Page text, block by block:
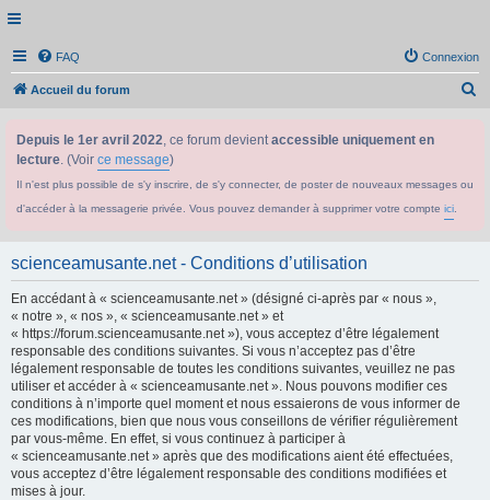
FAQ Connexion
Accueil du forum
Depuis le 1er avril 2022, ce forum devientaccessible uniquement en
lecture. (Voir ce message)
Il n'est plus possible de s'y inscrire, de s'y connecter, de poster de nouveaux messages ou
d'accéder à la messagerie privée. Vous pouvez demander à supprimer votre compte ici
scienceamusante.net - Conditions d’utilisation
En accédant à « scienceamusante.net » (désigné ci-après par « nous »,
« notre », « nos », « scienceamusante.net » et
« https://forum.scienceamusante.net »), vous acceptez d’être légalement
responsable des conditions suivantes. Si vous n’acceptez pas d’être
légalement responsable de toutes les conditions suivantes, veuillez ne pas
utiliser et accéder à « scienceamusante.net ». Nous pouvons modifier ces
conditions à n’importe quel moment et nous essaierons de vous informer de
ces modifications, bien que nous vous conseillons de vérifier régulièrement
par vous-même. En effet, si vous continuez à participer à
« scienceamusante.net » après que des modifications aient été effectuées,
vous acceptez d’être légalement responsable des conditions modifiées et
mises à jour.